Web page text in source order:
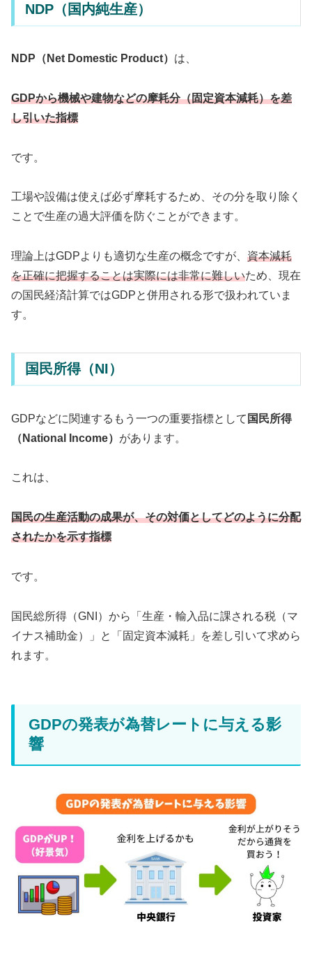
NDP（国内純生産）
NDP（Net Domestic Product） は、
GDPから機械や建物などの摩耗分（固定資本減耗）を差
し引いた指標
です。
工場や設備は使えば必ず摩耗するため、その分を取り除く
ことで生産の過大評価を防ぐことができます。
理論上はGDPよりも適切な生産の概念ですが、 資本減耗
を正確に把握することは実際には非常に難しいため、現在
の国民経済計算ではGDPと併用される形で扱われていま
す。
国民所得（NI）
GDPなどに関連するもう一つの重要指標として 国民所得
（National Income） があります。
これは、
国民の生産活動の成果が、その対価としてどのように分配
されたかを示す指標
です。
国民総所得（GNI）から「生産・輸入品に課される税（マ
イナス補助金）」と「固定資本減耗」を差し引いて求めら
れます。
GDPの発表が為替レートに与える影
響